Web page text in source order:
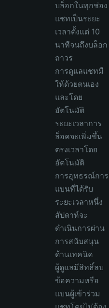
บล็อกในทุกช่อง
แชทเป็นระยะ
เวลาตั้งแต่ 10
นาทีจนถึงบล็อก
ถาวร
การดูแลแชทมี
ให้ด้วยตนเอง
และโดย
อัตโนมัติ
ระยะเวลาการ
ล็อคจะเพิ่มขึ้น
ตรงเวลาโดย
อัตโนมัติ
การอุทธรณ์การ
แบนที่ได้รับ
ระยะเวลาหนึ่ง
สัปดาห์จะ
ดำเนินการผ่าน
การสนับสนุน
ด้านเทคนิค
ผู้ดูแลมีสิทธิ์ลบ
ข้อความหรือ
แบนผู้เข้าร่วม